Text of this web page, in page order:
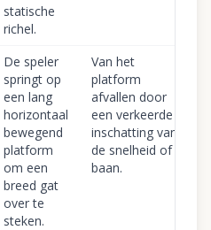
statische
richel.
De speler
springt op
een lang
horizontaal
bewegend
platform
om een
breed gat
over te
steken.
Van het
platform
afvallen door
een verkeerde
inschatting van
de snelheid of
baan.